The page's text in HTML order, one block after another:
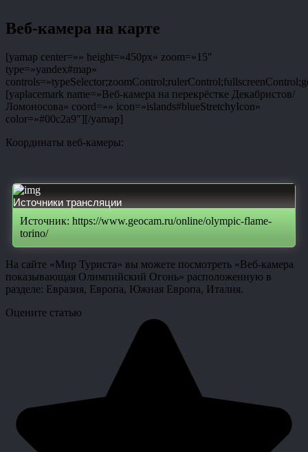
Веб-камера на карте
[yamap center=»» height=»450px» zoom=»15″
type=»yandex#map»
[yaplacemark name=»Веб-камера на перекрёстке Декабристов/
Ломоносова» coord=»» icon=»islands#blueStretchyIcon»
color=»#00c2a9″][/yamap]
Координаты веб-камеры:
Источники трансляции
Источник: https://www.geocam.ru/online/olympic-flame-
torino/
На сайте «Мир Туриста» вы можете посмотреть «Веб-камера
показывающая Олимпийский Огонь» расположенную в
разделе: Евразия, Европа, Южная Европа, Италия.
Оцените статью